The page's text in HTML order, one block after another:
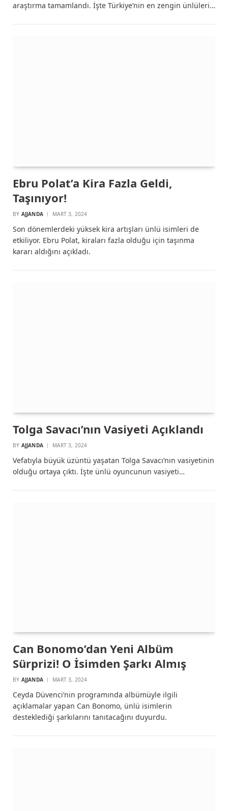
araştırma tamamlandı. İşte Türkiye’nin en zengin ünlüleri…
Ebru Polat’a Kira Fazla Geldi,
Taşınıyor!
BY AJJANDA MART 3, 2024
Son dönemlerdeki yüksek kira artışları ünlü isimleri de
etkiliyor. Ebru Polat, kiraları fazla olduğu için taşınma
kararı aldığını açıkladı.
Tolga Savacı’nın Vasiyeti Açıklandı
BY AJJANDA MART 3, 2024
Vefatıyla büyük üzüntü yaşatan Tolga Savacı’nın vasiyetinin
olduğu ortaya çıktı. İşte ünlü oyuncunun vasiyeti…
Can Bonomo’dan Yeni Albüm
Sürprizi! O İsimden Şarkı Almış
BY AJJANDA MART 3, 2024
Ceyda Düvenci’nin programında albümüyle ilgili
açıklamalar yapan Can Bonomo, ünlü isimlerin
desteklediği şarkılarını tanıtacağını duyurdu.